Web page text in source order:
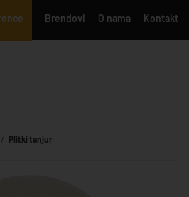
Brendovi O nama Kontakt
Plitki tanjur